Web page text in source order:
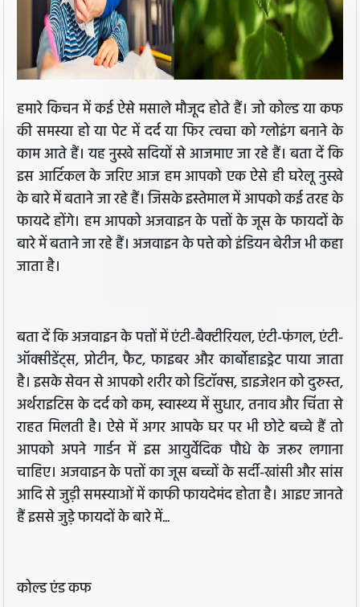
हमारे किचन में कई ऐसे मसाले मौजूद होते हैं। जो कोल्‍ड या कफ
की समस्‍या हो या पेट में दर्द या फिर त्‍वचा को ग्‍लोइंग बनाने के
काम आते हैं। यह नुस्खे सदियों से आजमाए जा रहे हैं। बता दें कि
इस आर्टिकल के जरिए आज हम आपको एक ऐसे ही घरेलू नुस्खे
के बारे में बताने जा रहे हैं। जिसके इस्तेमाल में आपको कई तरह के
फायदे होंगे। हम आपको अजवाइन के पत्तों के जूस के फायदों के
बारे में बताने जा रहे हैं। अजवाइन के पत्ते को इंडियन बेरीज भी कहा
जाता है।
बता दें कि अजवाइन के पत्तों में एंटी-बैक्‍टीरियल, एंटी-फंगल, एंटी-
ऑक्‍सीडेंट्स, प्रोटीन, फैट, फाइबर और कार्बोहाइड्रेट पाया जाता
है। इसके सेवन से आपको शरीर को डिटॉक्स, डाइजेशन को दुरुस्‍त,
अर्थराइटिस के दर्द को कम, स्‍वास्‍थ्‍य में सुधार, तनाव और चिंता से
राहत मिलती है। ऐसे में अगर आपके घर पर भी छोटे बच्चे हैं तो
आपको अपने गार्डन में इस आयुर्वेदिक पौधे के जरूर लगाना
चाहिए। अजवाइन के पत्तों का जूस बच्चों के सर्दी-खांसी और सांस
आदि से जुड़ी समस्याओं में काफी फायदेमंद होता है। आइए जानते
हैं इससे जुड़े फायदों के बारे में...
कोल्‍ड एंड कफ